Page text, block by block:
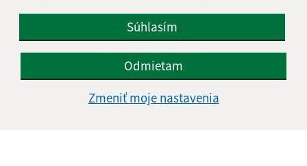
Súhlasím
Odmietam
Zmeniť moje nastavenia
Informácie o stránke:
Vyhlásenie o prístupnosti
Autorské práva